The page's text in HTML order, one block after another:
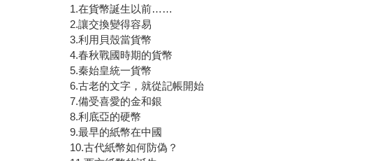
1.在貨幣誕生以前……
2.讓交換變得容易
3.利用貝殼當貨幣
4.春秋戰國時期的貨幣
5.秦始皇統一貨幣
6.古老的文字，就從記帳開始
7.備受喜愛的金和銀
8.利底亞的硬幣
9.最早的紙幣在中國
10.古代紙幣如何防偽？